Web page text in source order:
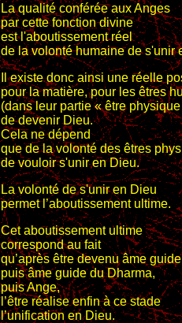
La qualité conférée aux Anges
par cette fonction divine
est l'aboutissement réel
de la volonté humaine de s'unir
Il existe donc ainsi une réelle
pour la matière, pour les êtres
(dans leur partie « être
de devenir Dieu.
Cela ne dépend
que de la volonté des êtres
de vouloir s'unir en Dieu.
La volonté de s'unir en Dieu
permet l’aboutissement ultime.
Cet aboutissement ultime
correspond au fait
qu’après être devenu âme
puis âme guide du Dharma,
puis Ange,
l’être réalise enfin à ce stade
l’unification en Dieu.